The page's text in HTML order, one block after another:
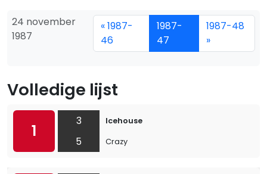
24 november
1987
« 1987-
46
1987-
47
1987-48
»
Volledige lijst
1
3
5
Icehouse
Crazy